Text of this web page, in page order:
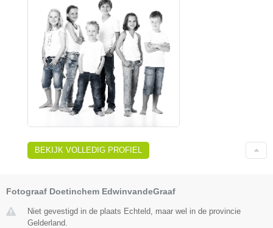
BEKIJK VOLLEDIG PROFIEL
Fotograaf Doetinchem EdwinvandeGraaf
Niet gevestigd in de plaats Echteld, maar wel in de provincie
Gelderland.